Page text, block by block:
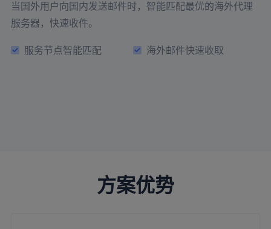
当国外用户向国内发送邮件时，智能匹配最优的海外代理
服务器，快速收件。
服务节点智能匹配
海外邮件快速收取
方案优势